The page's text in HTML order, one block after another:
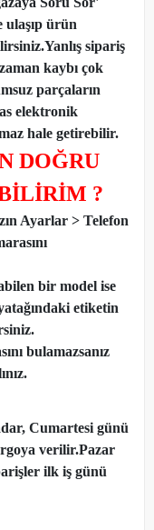
ürün
sipariş
kaybı çok
parçaların
elektronik
hale getirebilir.
DOĞRU
?
Ayarlar > Telefon
bir model ise
etiketin
bulamazsanız
Cumartesi günü
verilir.Pazar
ilk iş günü